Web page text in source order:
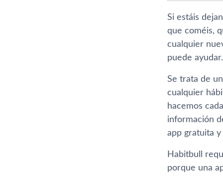
Si estáis
que coméis,
cualquier
puede ayudar.
Se trata de
cualquier
hacemos
información
app gratuita y
Habitbull
porque una